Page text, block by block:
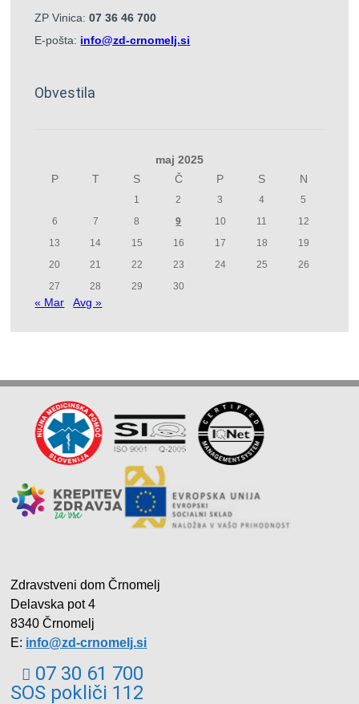
ZP Vinica:07 36 46 700
E-pošta: info@zd-crnomelj.si
Obvestila
maj 2025
P
T S Č P S N
1 2 3 4
5
6
7 8 9 10 11
12
13
14 15 16 17 18
19
20
21 22 23 24 25
26
27
28 29 30
« Mar Avg »
Zdravstveni dom Črnomelj
Delavska pot 4
8340 Črnomelj
E: info@zd-crnomelj.si
07 30 61 700
SOS pokliči 112